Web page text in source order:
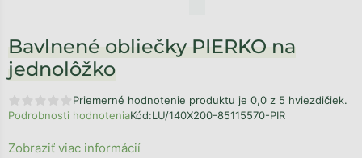
Bavlnené obliečky PIERKO na
jednolôžko
Priemerné hodnotenie produktu je 0,0 z 5 hviezdičiek.
Podrobnosti hodnoteniaKód:LU/140X200-85115570-PIR
Zobraziť viac informácií